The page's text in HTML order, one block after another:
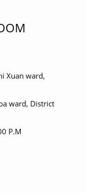
Xuan ward,
ward, District
P.M